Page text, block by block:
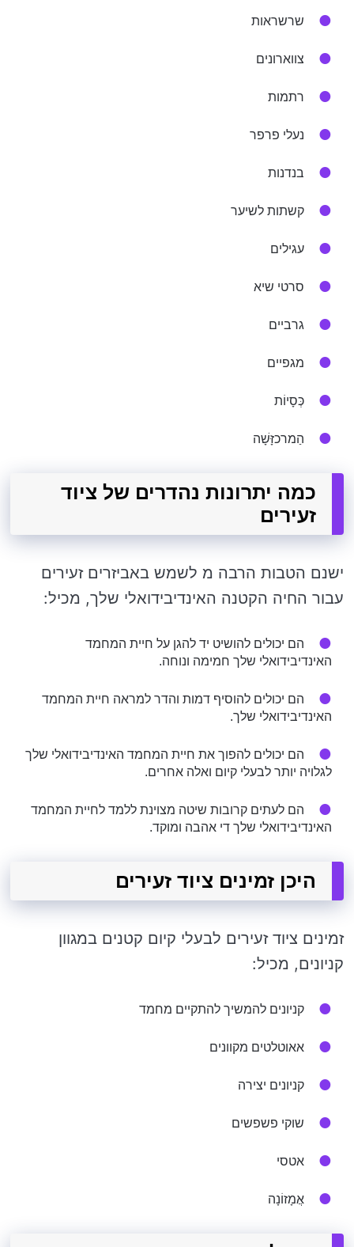
שרשראות
צווארונים
רתמות
נעלי פרפר
בנדנות
קשתות לשיער
עגילים
סרטי שיא
גרביים
מגפיים
כְּסָיוֹת
הַמרכזָּשָׁה
כמה יתרונות נהדרים של ציוד
זעירים
ישנם הטבות הרבה מ לשמש באביזרים זעירים
עבור החיה הקטנה האינדיבידואלי שלך, מכיל:
הם יכולים להושיט יד להגן על חיית המחמד
האינדיבידואלי שלך חמימה ונוחה.
הם יכולים להוסיף דמות והדר למראה חיית המחמד
האינדיבידואלי שלך.
הם יכולים להפוך את חיית המחמד האינדיבידואלי שלך
לגלויה יותר לבעלי קיום ואלה אחרים.
הם לעתים קרובות שיטה מצוינת ללמד לחיית המחמד
האינדיבידואלי שלך די אהבה ומוקד.
היכן זמינים ציוד זעירים
זמינים ציוד זעירים לבעלי קיום קטנים במגוון
קניונים, מכיל:
קניונים להמשיך להתקיים מחמד
אאוטלטים מקוונים
קניונים יצירה
שוקי פשפשים
אטסי
אֲמָזוֹנָה